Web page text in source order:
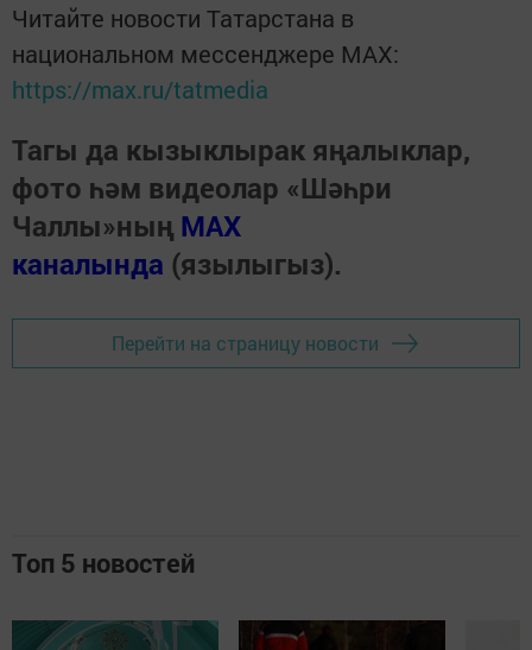
Читайте новости Татарстана в
национальном мессенджере MАХ:
https://max.ru/tatmedia
Тагы да кызыклырак яңалыклар,
фото һәм видеолар «Шәһри
Чаллы»ның MAX
каналында (язылыгыз).
Перейти на страницу новости
Топ 5 новостей